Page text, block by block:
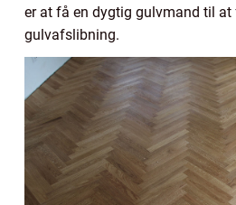
er at få en dygtig gulvmand til at
gulvafslibning.